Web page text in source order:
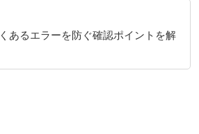
あるエラーを防ぐ確認ポイントを解